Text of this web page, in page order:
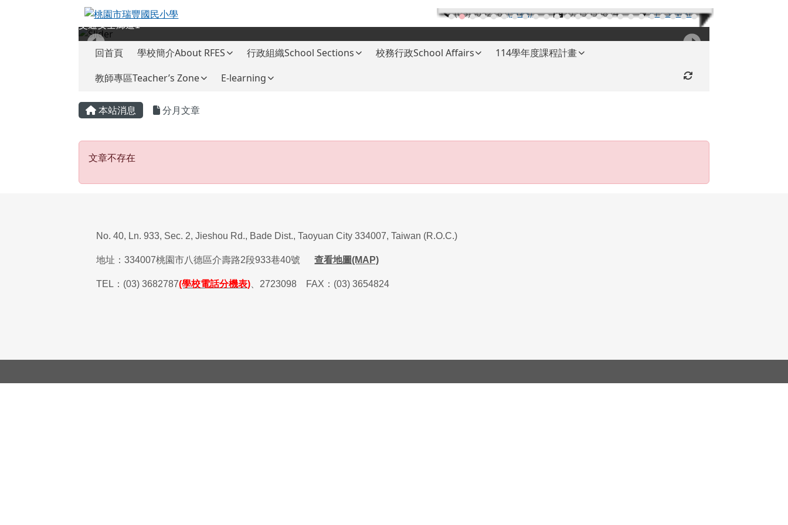
桃園市瑞豐國民小學 (03)3682787(分機) (03)3654824 RFES-MAP
交通安全廊道1
回首頁 學校簡介About RFES 行政組織School Sections 校務行政School Affairs
114學年度課程計畫
教師專區Teacher’s Zone
E-learning 重新取得佈景設定
主內容區域
本站消息 分月文章
文章不存在
文章不存在
No. 40, Ln. 933, Sec. 2, Jieshou Rd., Bade Dist., Taoyuan City 334007, Taiwan (R.O.C.)
地址：334007桃園市八德區介壽路2段933巷40號 查看地圖(MAP)
TEL ： (03) 3682787(學校電話分機表) 2723098 FAX ： (03) 3654824